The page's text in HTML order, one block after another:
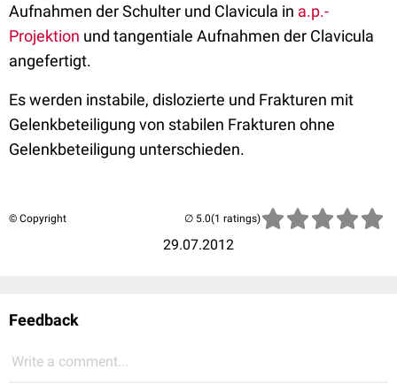
Aufnahmen der Schulter und Clavicula in a.p.-
Projektion und tangentiale Aufnahmen der Clavicula
angefertigt.
Es werden instabile, dislozierte und Frakturen mit
Gelenkbeteiligung von stabilen Frakturen ohne
Gelenkbeteiligung unterschieden.
© Copyright
29.07.2012
(1 ratings)
Feedback
Write a comment...